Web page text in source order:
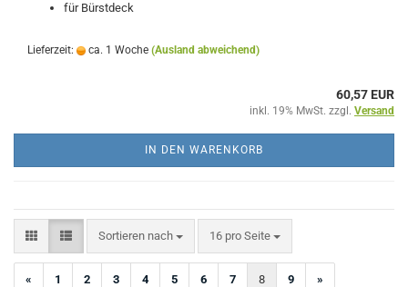
für Bürstdeck
Lieferzeit: ca. 1 Woche (Ausland abweichend)
60,57 EUR
inkl. 19% MwSt. zzgl. Versand
IN DEN WARENKORB
Sortieren nach
Sortieren nach 16 pro Seite
pro Seite
« 1 2 3 4 5 6 7 8 9 »